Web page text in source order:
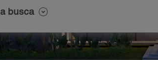
busca